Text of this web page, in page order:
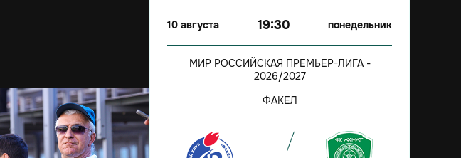
10 августа 19:30 понедельник
МИР РОССИЙСКАЯ ПРЕМЬЕР-ЛИГА -
2026/2027
ФАКЕЛ